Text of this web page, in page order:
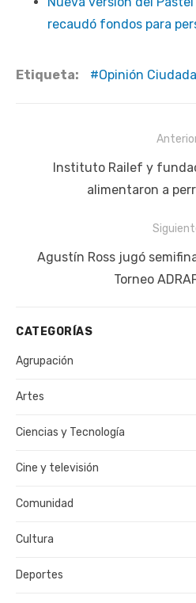
recaudó fondos para
Etiqueta: Opinión
entradas
Publicación
Instituto Railef y
alimentaron a
Siguiente
Agustín Ross jugó
Torneo
CATEGORÍAS
Agrupación
Artes
Ciencias y Tecnología
Cine y televisión
Comunidad
Cultura
Deportes